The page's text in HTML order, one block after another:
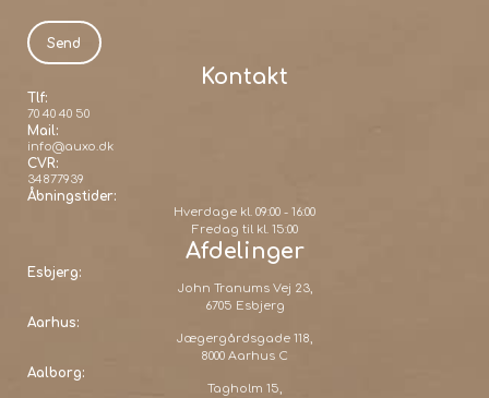
Kontakt
Tlf:
70 40 40 50
Mail:
info@auxo.dk
CVR:
34877939
Åbningstider:
Hverdage kl. 09:00 - 16:00
Fredag til kl. 15:00
Afdelinger
Esbjerg:
John Tranums Vej 23,
6705 Esbjerg
Aarhus:
Jægergårdsgade 118,
8000 Aarhus C
Aalborg:
Tagholm 15,